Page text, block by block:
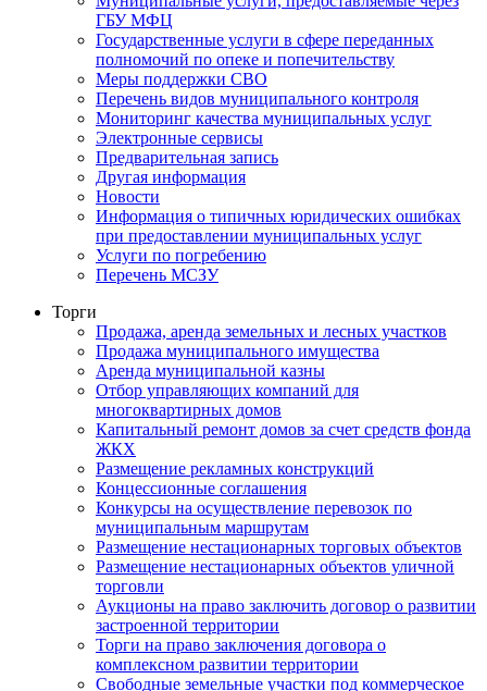
ГБУ МФЦ
Государственные услуги в сфере переданных
полномочий по опеке и попечительству
Меры поддержки СВО
Перечень видов муниципального контроля
Мониторинг качества муниципальных услуг
Электронные сервисы
Предварительная запись
Другая информация
Новости
Информация о типичных юридических ошибках
при предоставлении муниципальных услуг
Услуги по погребению
Перечень МСЗУ
Торги
Продажа, аренда земельных и лесных участков
Продажа муниципального имущества
Аренда муниципальной казны
Отбор управляющих компаний для
многоквартирных домов
Капитальный ремонт домов за счет средств фонда
ЖКХ
Размещение рекламных конструкций
Концессионные соглашения
Конкурсы на осуществление перевозок по
муниципальным маршрутам
Размещение нестационарных торговых объектов
Размещение нестационарных объектов уличной
торговли
Аукционы на право заключить договор о развитии
застроенной территории
Торги на право заключения договора о
комплексном развитии территории
Свободные земельные участки под коммерческое